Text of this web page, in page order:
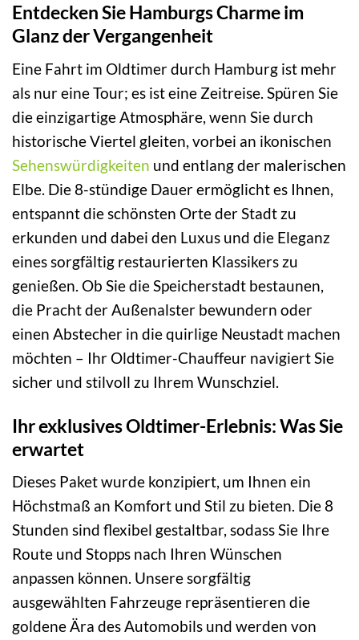
Entdecken Sie Hamburgs Charme im
Glanz der Vergangenheit
Eine Fahrt im Oldtimer durch Hamburg ist mehr
als nur eine Tour; es ist eine Zeitreise. Spüren Sie
die einzigartige Atmosphäre, wenn Sie durch
historische Viertel gleiten, vorbei an ikonischen
Sehenswürdigkeiten und entlang der malerischen
Elbe. Die 8-stündige Dauer ermöglicht es Ihnen,
entspannt die schönsten Orte der Stadt zu
erkunden und dabei den Luxus und die Eleganz
eines sorgfältig restaurierten Klassikers zu
genießen. Ob Sie die Speicherstadt bestaunen,
die Pracht der Außenalster bewundern oder
einen Abstecher in die quirlige Neustadt machen
möchten – Ihr Oldtimer-Chauffeur navigiert Sie
sicher und stilvoll zu Ihrem Wunschziel.
Ihr exklusives Oldtimer-Erlebnis: Was Sie
erwartet
Dieses Paket wurde konzipiert, um Ihnen ein
Höchstmaß an Komfort und Stil zu bieten. Die 8
Stunden sind flexibel gestaltbar, sodass Sie Ihre
Route und Stopps nach Ihren Wünschen
anpassen können. Unsere sorgfältig
ausgewählten Fahrzeuge repräsentieren die
goldene Ära des Automobils und werden von